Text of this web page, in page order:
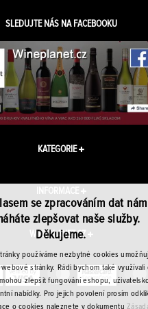
SLEDUJTE NÁS NA FACEBOOKU
KATEGORIE
INFORMACE
WINEPLANET.CZ
se zpracováním dat nám
zlepšovat naše služby.
Děkujeme.
používáme nezbytné cookies
stránky. Rádi bychom také využívali
zlepšit fungování eshopu,
nabídky. Pro jejich povolení prosím
o cookies naleznete v dokumentu